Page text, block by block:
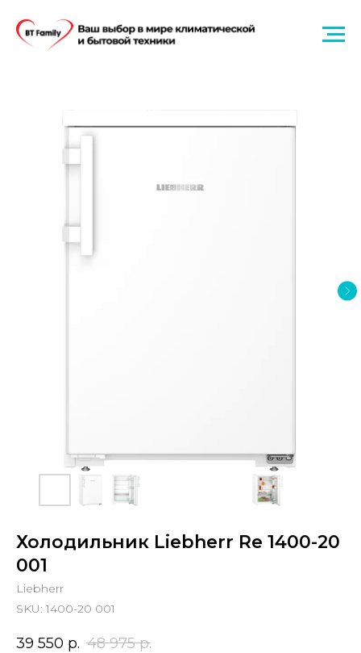
Холодильник Liebherr Re 1400-20
001
Liebherr
SKU: 1400-20 001
39 550 р. 48 975 р.